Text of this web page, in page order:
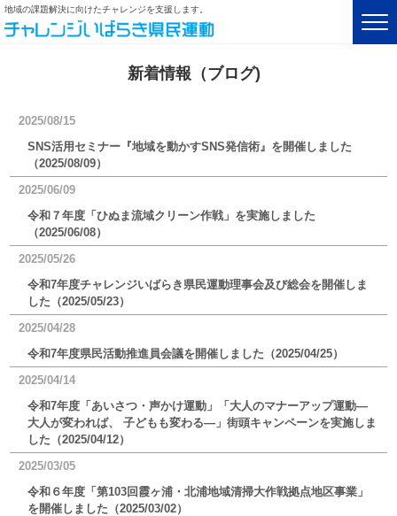
地域の課題解決に向けたチャレンジを支援します。
新着情報（ブログ)
2025/08/15
SNS活用セミナー『地域を動かすSNS発信術』を開催しました
（2025/08/09）
2025/06/09
令和７年度「ひぬま流域クリーン作戦」を実施しました
（2025/06/08）
2025/05/26
令和7年度チャレンジいばらき県民運動理事会及び総会を開催しま
した（2025/05/23）
2025/04/28
令和7年度県民活動推進員会議を開催しました（2025/04/25）
2025/04/14
令和7年度「あいさつ・声かけ運動」「大人のマナーアップ運動―
大人が変われば、 子どもも変わる―」街頭キャンペーンを実施しま
した（2025/04/12）
2025/03/05
令和６年度「第103回霞ヶ浦・北浦地域清掃大作戦拠点地区事業」
を開催しました（2025/03/02）